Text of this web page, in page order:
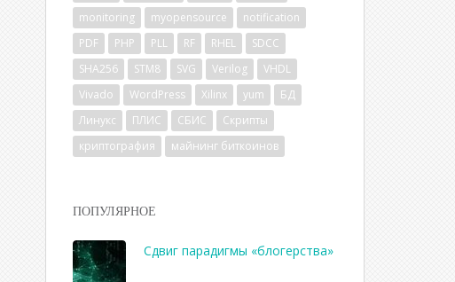
monitoring
myopensource
notification
PDF
PHP PLL RF RHEL
SDCC
SHA256
STM8 SVG Verilog
VHDL
Vivado
WordPress Xilinx yum
БД
Линукс
ПЛИС СБИС
Скрипты
криптография
майнинг биткоинов
ПОПУЛЯРНОЕ
Сдвиг парадигмы «блогерства»